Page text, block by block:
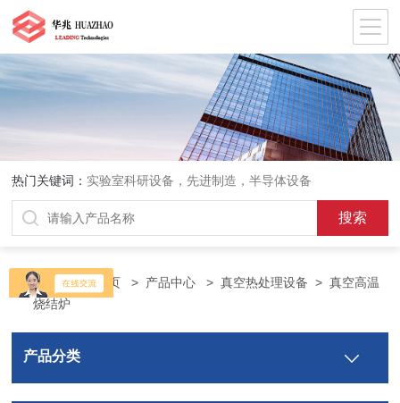
热门关键词： 实验室科研设备，先进制造，半导体设备
当前位置：首页 > 产品中心 >真空热处理设备 >真空高温
烧结炉
产品分类